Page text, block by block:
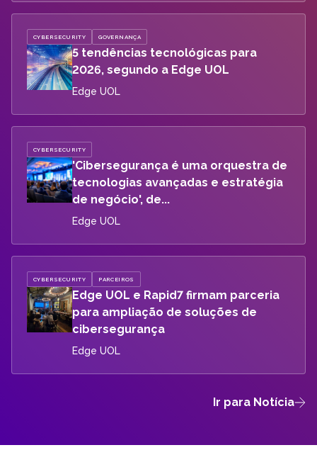
CYBERSECURITY GOVERNANÇA
5 tendências tecnológicas para
2026, segundo a Edge UOL
Edge UOL
CYBERSECURITY
'Cibersegurança é uma orquestra de
tecnologias avançadas e estratégia
de negócio', de...
Edge UOL
CYBERSECURITY PARCEIROS
Edge UOL e Rapid7 firmam parceria
para ampliação de soluções de
cibersegurança
Edge UOL
Ir para Notícia